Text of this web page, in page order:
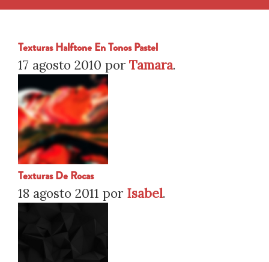
Texturas Halftone En Tonos Pastel
17 agosto 2010 por Tamara.
Texturas De Rocas
18 agosto 2011 por Isabel.